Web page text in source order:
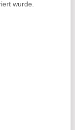
wurde.